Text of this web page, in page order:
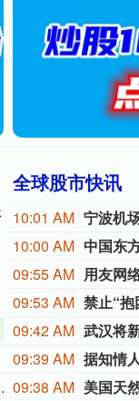
全球股市快讯
10:01 AM
10:00 AM
09:55 AM
09:53 AM
09:42 AM 武汉将
09:39 AM
09:38 AM